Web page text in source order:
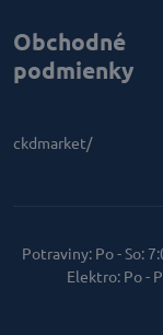
Obchodné
podmienky
ckdmarket/
Potraviny: Po - So:
Elektro: Po -